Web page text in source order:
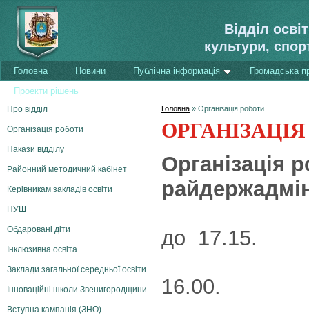
Відділ
культури,
Головна Новини Публічна інформація
Громадська
Проекти рішень
Про відділ
Організація роботи
Накази відділу
Районний методичний кабінет
Керівникам закладів освіти
НУШ
Обдаровані діти
Інклюзивна освіта
Заклади загальної середньої освіти
Інноваційні школи Звенигородщини
Вступна кампанія (ЗНО)
Головна » Організація роботи
Організація
до 17.15.
16.00.